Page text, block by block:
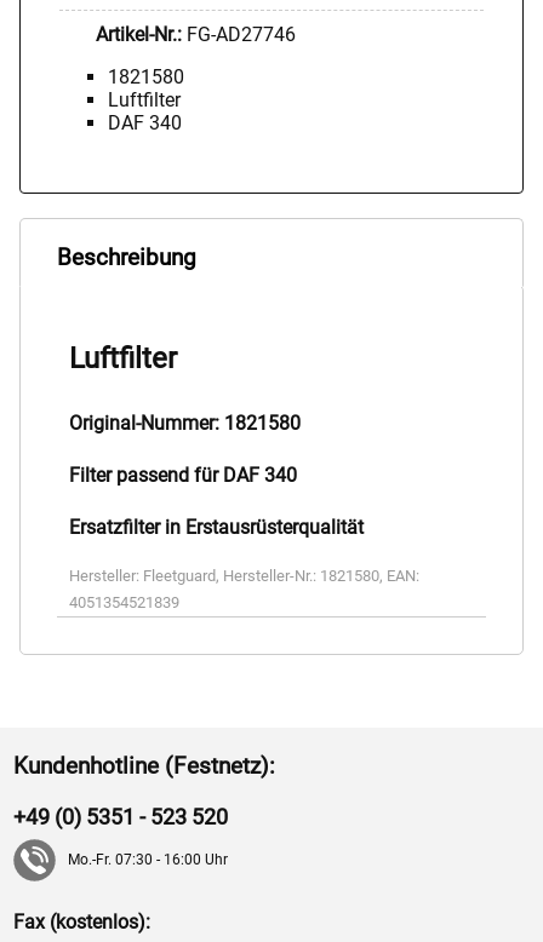
Artikel-Nr.: FG-AD27746
1821580
Luftfilter
DAF 340
Beschreibung
Luftfilter
Original-Nummer: 1821580
Filter passend für DAF 340
Ersatzfilter in Erstausrüsterqualität
Hersteller: Fleetguard , Hersteller-Nr.: 1821580, EAN:
4051354521839
Kundenhotline (Festnetz):
+49 (0) 5351 - 523 520
Mo.-Fr. 07:30 - 16:00 Uhr
Fax (kostenlos):